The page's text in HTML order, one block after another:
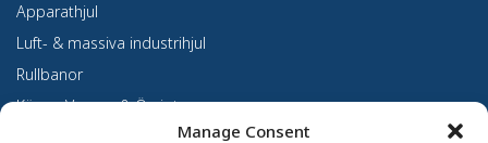
Manage Consent
Apparathjul
Luft- & massiva industrihjul
Rullbanor
Kärror, Vagnar & Övrigt